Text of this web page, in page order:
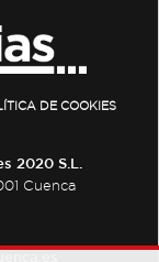
DE COOKIES
2020 S.L.
Cuenca